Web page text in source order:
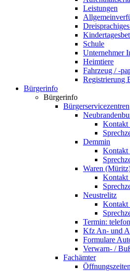
Leistungen
Schule
Unternehmer
Heimtiere
Fahrzeug / -
Registrierung
Bürgerinfo
Bürgerinfo
Bürgerservicezentren
Kontakt
Demmin
Kontakt
Waren
Kontakt
Neustrelitz
Kontakt
Termin:
Kfz An- und
Formulare
Verwarn- /
Fachämter
Öffnungszeiten